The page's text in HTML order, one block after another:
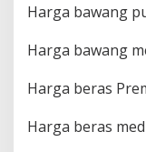
Harga bawang
Harga bawang
Harga beras
Harga beras